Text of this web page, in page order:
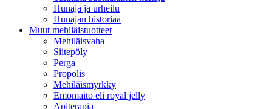
Hunaja ja urheilu
Hunajan historiaa
Muut mehiläistuotteet
Mehiläisvaha
Siitepöly
Perga
Propolis
Mehiläismyrkky
Emomaito eli royal jelly
Apiterapia